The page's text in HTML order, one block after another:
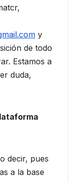
y
de todo
Estamos a
duda,
decir, pues
a la base